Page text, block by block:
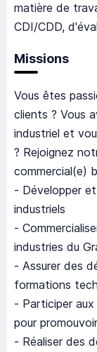
matière de
CDI/CDD,
Missions
Vous êtes
clients ? Vous
industriel et
? Rejoignez
commercial(e)
- Développer
industriels
-
industries du
- Assurer des
formations
- Participer
pour
- Réaliser des